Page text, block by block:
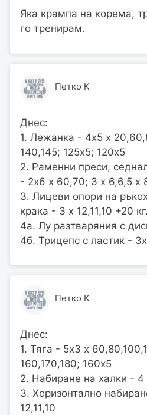
Яка крампа на корема,
го тренирам.
Петко К
Днес:
1. Лежанка - 4х5 х
140,145; 125х5; 120х5
2. Раменни преси,
- 2х6 х 60,70; 3 х 6,6,5 х
3. Лицеви опори на
крака - 3 х 12,11,10 +20 кг.
4а. Лу разтваряния с
4б. Трицепс с ластик -
Петко К
Днес:
1. Тяга - 5х3 х
160,170,180; 160х5
2. Набиране на халки - 4
3. Хоризонтално
12,11,10